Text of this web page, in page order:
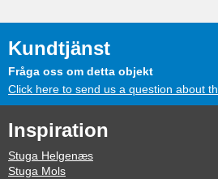
Kundtjänst
Fråga oss om detta objekt
Click here to send us a question about
Inspiration
Stuga Helgenæs
Stuga Mols